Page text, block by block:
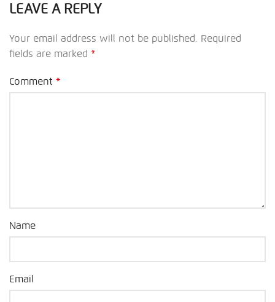
LEAVE A REPLY
Your email address will not be published. Required
fields are marked *
Comment *
Name
Email